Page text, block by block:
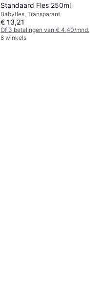
Standaard Fles 250ml
Babyfles, Transparant
€ 13,21
Of 3 betalingen van € 4,40/mnd.
8 winkels